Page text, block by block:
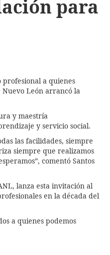
para
a quienes
Nuevo León arrancó la
y maestría
y servicio social.
las facilidades, siempre
siempre que realizamos
comentó Santos
lanza esta invitación al
en la década del
a quienes podemos